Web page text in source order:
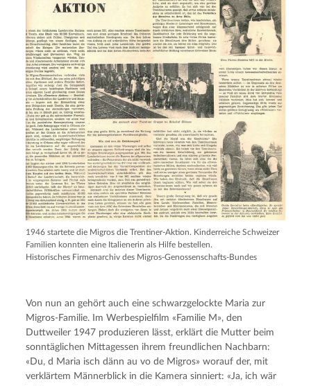
1946 startete die Migros die Trentiner-Aktion. Kinderreiche Schweizer
Familien konnten eine Italienerin als Hilfe bestellen.
Historisches Firmenarchiv des Migros-Genossenschafts-Bundes
Von nun an gehört auch eine schwarzgelockte Maria zur
Migros-Familie. Im Werbespielfilm «Familie M», den
Duttweiler 1947 produzieren lässt, erklärt die Mutter beim
sonntäglichen Mittagessen ihrem freundlichen Nachbarn:
«Du, d Maria isch dänn au vo de Migros» worauf der, mit
verklärtem Männerblick in die Kamera sinniert: «Ja, ich wär